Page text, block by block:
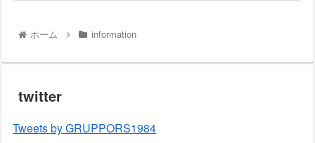
ホーム information
twitter
Tweets by GRUPPORS1984